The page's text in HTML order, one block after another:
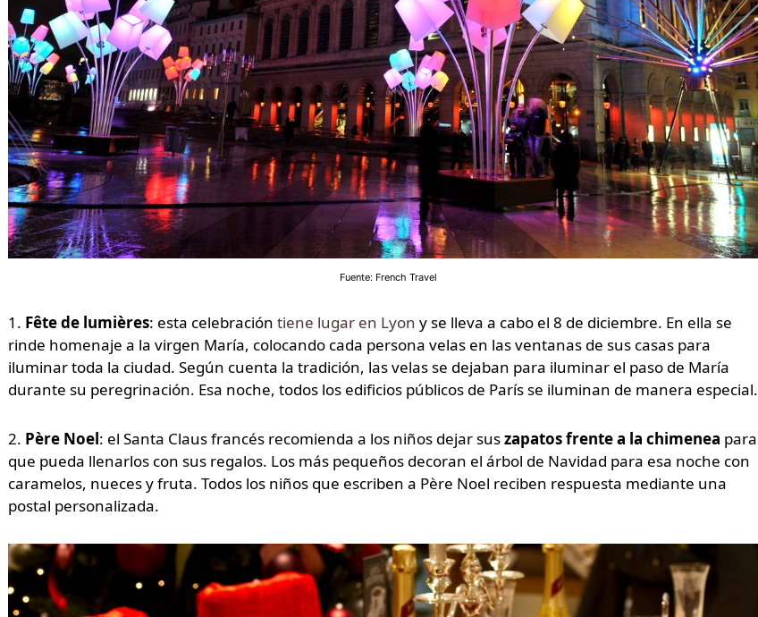
Fuente: French Travel
1. Fête de lumières: esta celebración tiene lugar en Lyon y se lleva a cabo el 8 de diciembre. En ella se
rinde homenaje a la virgen María, colocando cada persona velas en las ventanas de sus casas para
iluminar toda la ciudad. Según cuenta la tradición, las velas se dejaban para iluminar el paso de María
durante su peregrinación. Esa noche, todos los edificios públicos de París se iluminan de manera especial.
2. Père Noel: el Santa Claus francés recomienda a los niños dejar suszapatos frente a la chimenea para
que pueda llenarlos con sus regalos. Los más pequeños decoran el árbol de Navidad para esa noche con
caramelos, nueces y fruta. Todos los niños que escriben a Père Noel reciben respuesta mediante una
postal personalizada.